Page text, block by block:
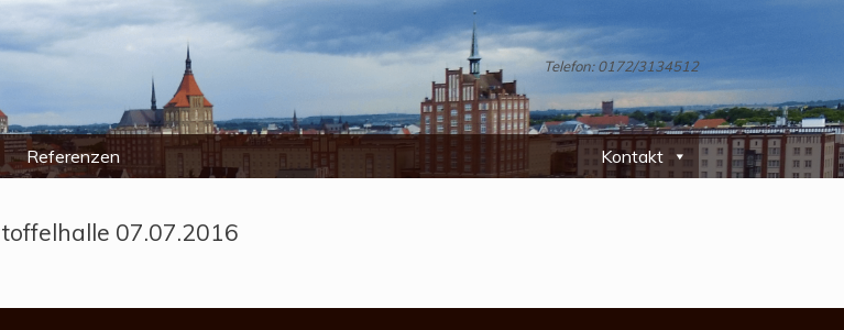
Telefon: 0172/3134512
Referenzen Kontakt
07.07.2016